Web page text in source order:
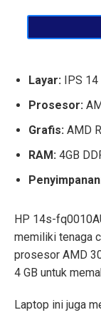
Layar:
IPS
Prosesor:
Grafis: AMD
RAM: 4GB
HP 14s-
memiliki tenaga
prosesor AMD
4 GB untuk
Laptop ini juga